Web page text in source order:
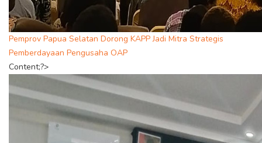
Pemprov Papua Selatan Dorong KAPP Jadi Mitra Strategis
Pemberdayaan Pengusaha OAP
Content;?>